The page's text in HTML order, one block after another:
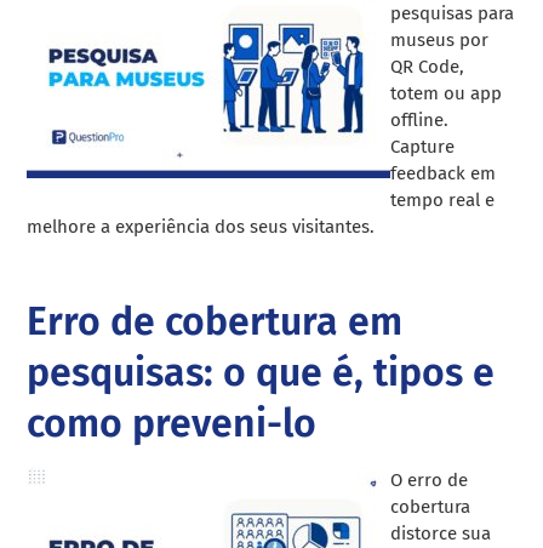
pesquisas para
museus por
QR Code,
totem ou app
offline.
Capture
feedback em
tempo real e
melhore a experiência dos seus visitantes.
Erro de cobertura em
pesquisas: o que é, tipos e
como preveni-lo
O erro de
cobertura
distorce sua